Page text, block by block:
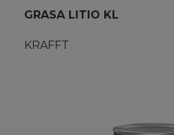
GRASA LITIO KL
KRAFFT